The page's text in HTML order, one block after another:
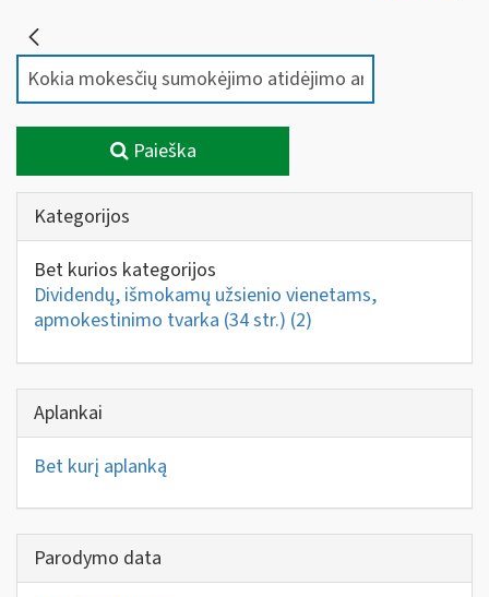
Paieška
Kategorijos
Bet kurios kategorijos
Dividendų, išmokamų užsienio vienetams,
apmokestinimo tvarka (34 str.) (2)
Aplankai
Bet kurį aplanką
Parodymo data